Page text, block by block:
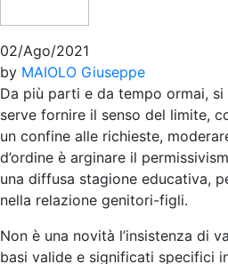
02/Ago/2021
by MAIOLO Giuseppe
Da più parti e da tempo ormai, si
serve fornire il senso del limite,
un confine alle richieste,
d’ordine è arginare il
una diffusa stagione educativa,
nella relazione genitori-figli.
Non è una novità l’insistenza di
basi valide e significati specifici